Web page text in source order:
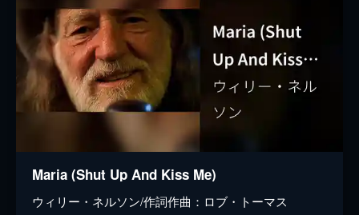
Maria (Shut Up And Kiss Me)
ウィリー・ネルソン/作詞作曲：ロブ・トーマス